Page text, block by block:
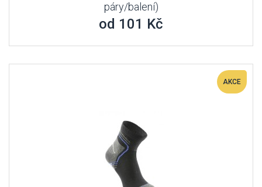
páry/balení)
od 101 Kč
AKCE